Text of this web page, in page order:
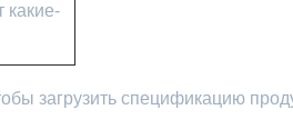
какие-
загрузить спецификацию